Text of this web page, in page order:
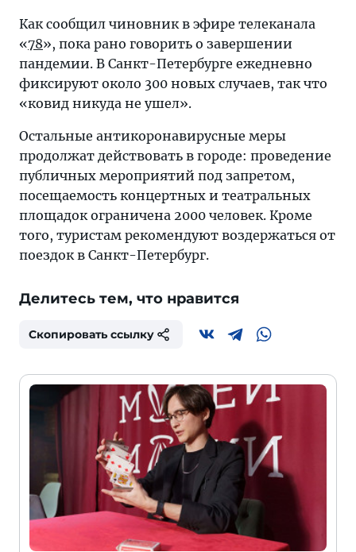
Как сообщил чиновник в эфире телеканала
«78», пока рано говорить о завершении
пандемии. В Санкт-Петербурге ежедневно
фиксируют около 300 новых случаев, так что
«ковид никуда не ушел».
Остальные антикоронавирусные меры
продолжат действовать в городе: проведение
публичных мероприятий под запретом,
посещаемость концертных и театральных
площадок ограничена 2000 человек. Кроме
того, туристам рекомендуют воздержаться от
поездок в Санкт-Петербург.
Делитесь тем, что нравится
Скопировать ссылку